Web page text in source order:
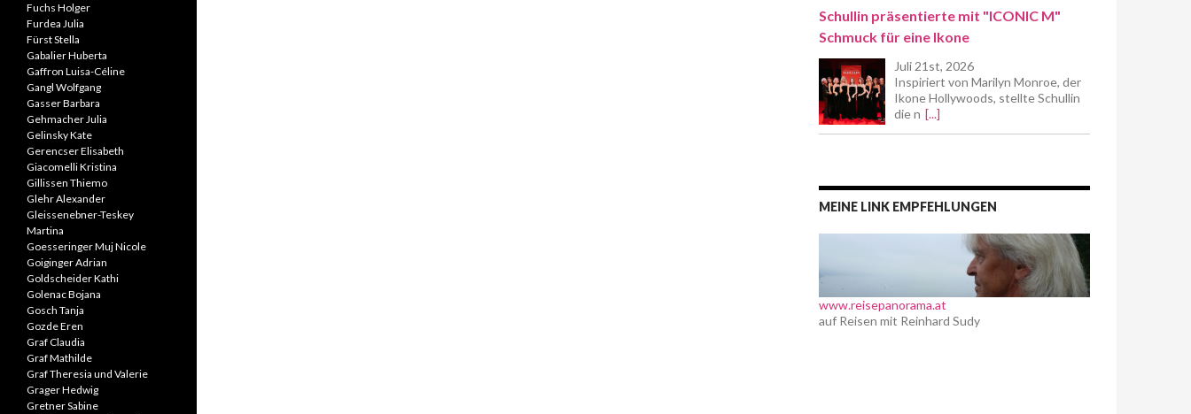
Schullin präsentierte mit "ICONIC M"
Schmuck für eine Ikone
Juli 21st, 2026
Inspiriert von Marilyn Monroe, der
Ikone Hollywoods, stellte Schullin
die n [...]
MEINE LINK EMPFEHLUNGEN
www.reisepanorama.at
auf Reisen mit Reinhard Sudy
Fuchs Holger
Furdea Julia
Fürst Stella
Gabalier Huberta
Gaffron Luisa-Céline
Gangl Wolfgang
Gasser Barbara
Gehmacher Julia
Gelinsky Kate
Gerencser Elisabeth
Giacomelli Kristina
Gillissen Thiemo
Glehr Alexander
Gleissenebner-Teskey
Martina
Goesseringer Muj Nicole
Goiginger Adrian
Goldscheider Kathi
Golenac Bojana
Gosch Tanja
Gozde Eren
Graf Claudia
Graf Mathilde
Graf Theresia und Valerie
Grager Hedwig
Gretner Sabine